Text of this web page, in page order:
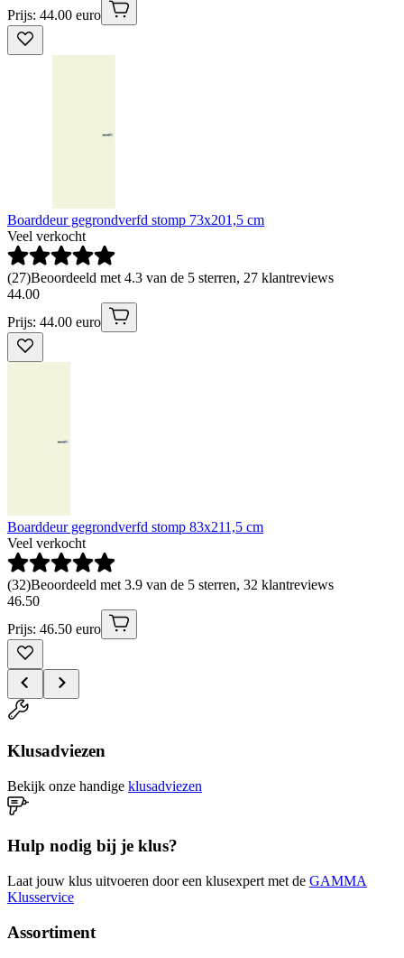
Prijs: 44.00 euro
Boarddeur gegrondverfd stomp 73x201,5 cm
Veel verkocht
(27)Beoordeeld met 4.3 van de 5 sterren, 27 klantreviews
44.00
Prijs: 44.00 euro
Boarddeur gegrondverfd stomp 83x211,5 cm
Veel verkocht
(32)Beoordeeld met 3.9 van de 5 sterren, 32 klantreviews
46.50
Prijs: 46.50 euro
Klusadviezen
Bekijk onze handige klusadviezen
Hulp nodig bij je klus?
Laat jouw klus uitvoeren door een klusexpert met de GAMMA
Klusservice
Assortiment